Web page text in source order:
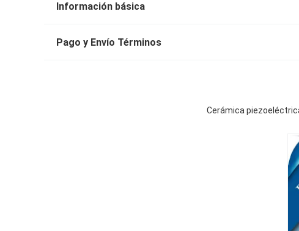
Información básica
Pago y Envío Términos
Cerámica